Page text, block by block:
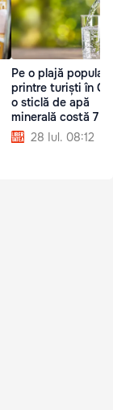
Pe o plajă populară
printre turiști în
o sticlă de apă
minerală costă 7
28 Iul. 08:12